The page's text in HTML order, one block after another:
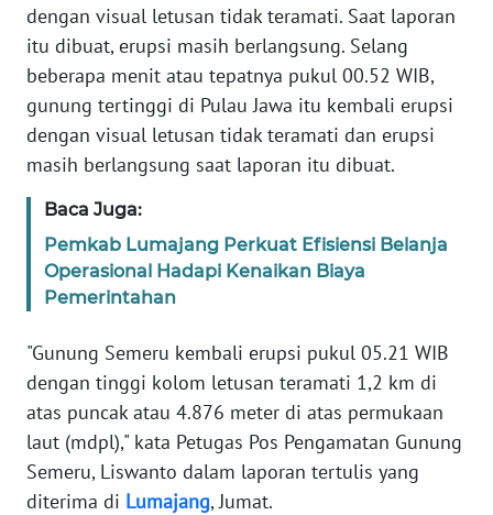
dengan visual letusan tidak teramati. Saat laporan
itu dibuat, erupsi masih berlangsung. Selang
beberapa menit atau tepatnya pukul 00.52 WIB,
gunung tertinggi di Pulau Jawa itu kembali erupsi
dengan visual letusan tidak teramati dan erupsi
masih berlangsung saat laporan itu dibuat.
Baca Juga:
Pemkab Lumajang Perkuat Efisiensi Belanja
Operasional Hadapi Kenaikan Biaya
Pemerintahan
"Gunung Semeru kembali erupsi pukul 05.21 WIB
dengan tinggi kolom letusan teramati 1,2 km di
atas puncak atau 4.876 meter di atas permukaan
laut (mdpl)," kata Petugas Pos Pengamatan Gunung
Semeru, Liswanto dalam laporan tertulis yang
diterima di Lumajang, Jumat.
KARIR
DISCLAIMER
Wahana
Regional
WN
SUMUT
JAKARTA
WN
JABAR
WN